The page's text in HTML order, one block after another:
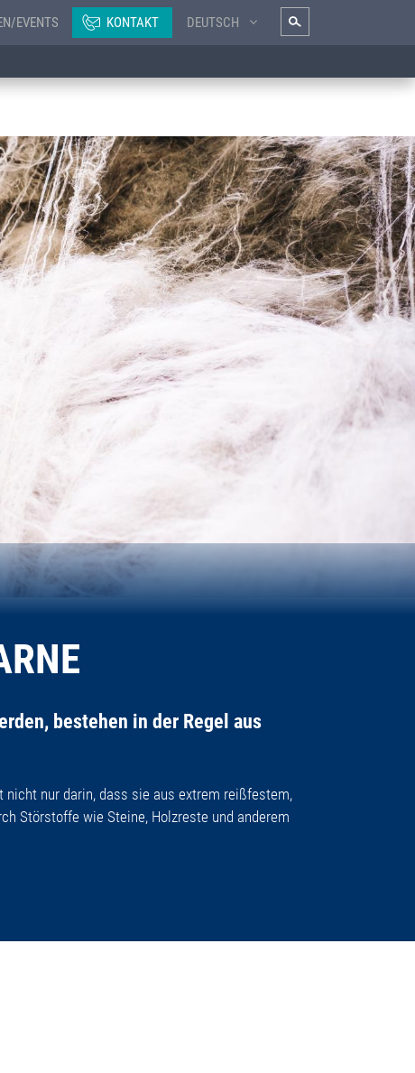
EVENTS KONTAKT DEUTSCH
bestehen in der Regel aus
nicht nur darin, dass sie aus extrem reißfestem,
Störstoffe wie Steine, Holzreste und anderem